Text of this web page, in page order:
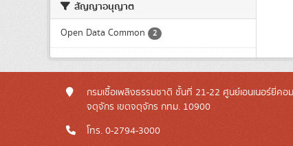
สัญญาอนุญาต
Open Data Common 2
กรมเชื้อเพลิงธรรมชาติ ชั้นที่ 21-22 ศูนย์เอนเนอร์ยี่ค
จตุจักร เขตจตุจักร กทม. 10900
โทร. 0-2794-3000